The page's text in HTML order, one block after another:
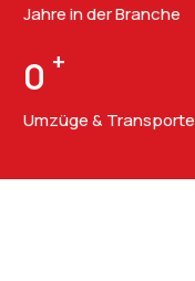
Jahre in der Branche
0 +
Umzüge & Transporte